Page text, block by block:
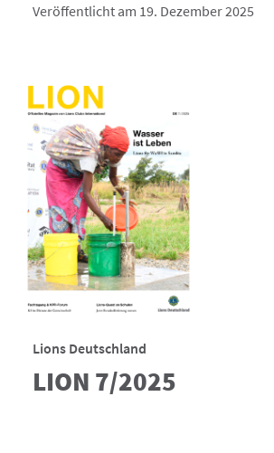
Veröffentlicht am 19. Dezember 2025
Lions Deutschland
LION 7/2025